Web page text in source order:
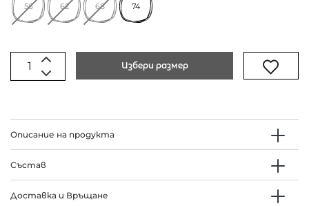
56 62 68 74
Избери размер
Описание на продукта
Състав
Доставка и Връщане